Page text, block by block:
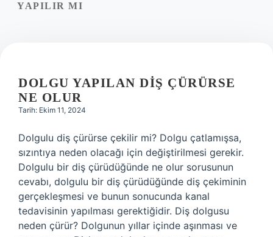
YAPILIR MI
DOLGU YAPILAN DIŞ ÇÜRÜRSE
NE OLUR
Tarih: Ekim 11, 2024
Dolgulu diş çürürse çekilir mi? Dolgu çatlamışsa,
sızıntıya neden olacağı için değiştirilmesi gerekir.
Dolgulu bir diş çürüdüğünde ne olur sorusunun
cevabı, dolgulu bir diş çürüdüğünde diş çekiminin
gerçekleşmesi ve bunun sonucunda kanal
tedavisinin yapılması gerektiğidir. Diş dolgusu
neden çürür? Dolgunun yıllar içinde aşınması ve